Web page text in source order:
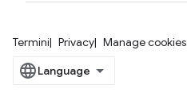
Termini Privacy Manage cookies